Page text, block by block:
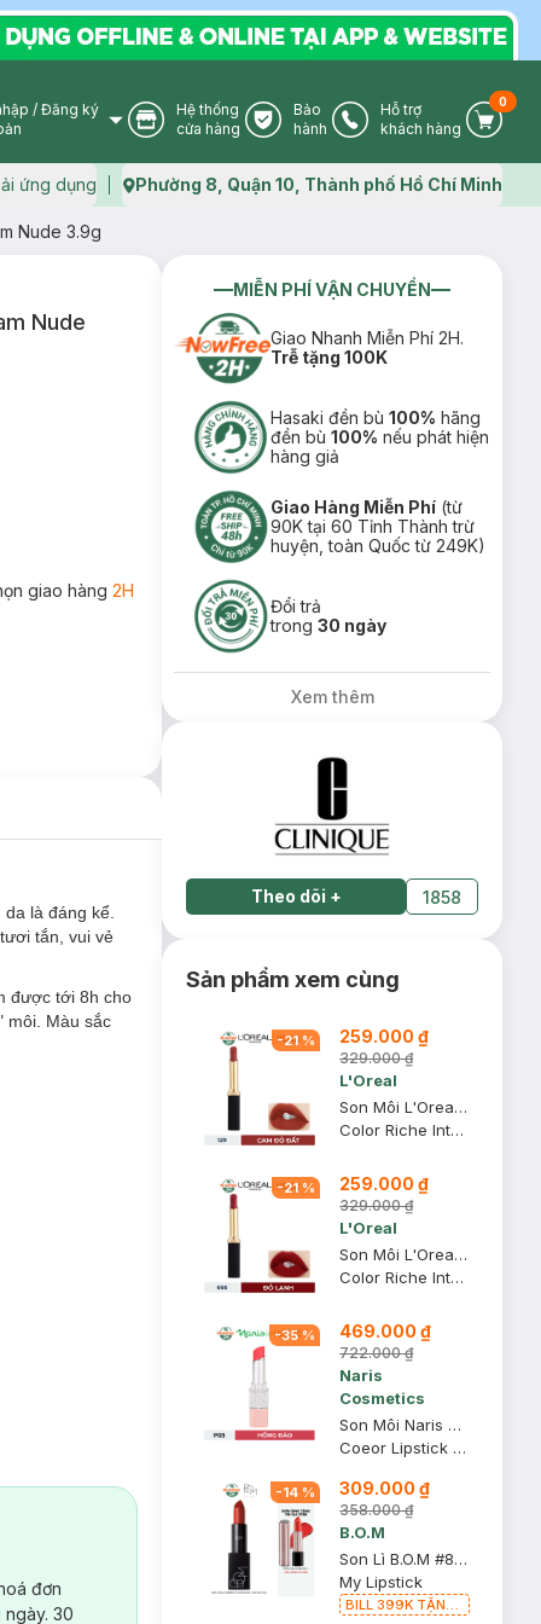
User Icon
/ Đăng ký
Store Icon
Hệ thống
cửa hàng
Warranty Icon
Bảo
hành
Phone Icon
Hỗ trợ
khách hàng
Cart
0
ứng dụng Map icon
Phường 8, Quận 10, Thành phố Hồ Chí Minh
Nude 3.9g
Nude
giao hàng 2H
là đáng kể.
tắn, vui vẻ
được tới 8h cho
môi. Màu sắc
đơn
30
MIỄN PHÍ VẬN CHUYỂN
Giao Nhanh Miễn Phí 2H.
Trễ tặng 100K
Hasaki đền bù100% hãng
đền bù100% nếu phát hiện
hàng giả
Giao Hàng Miễn Phí (từ
90K tại 60 Tỉnh Thành trừ
huyện, toàn Quốc từ 249K)
Đổi trả
trong30 ngày
Xem thêm
Theo dõi + 1858
Sản phẩm xem cùng
-21% 259.000 ₫
329.000 ₫
L'Oreal
Son Môi L'Oreal Mịn Lì 129 I Lead - Cam Đỏ Đất 1.7g
Color Riche Intense Volume Matte
-21% 259.000 ₫
329.000 ₫
L'Oreal
Son Môi L'Oreal Mịn Lì Căng Mướt 666 I Win - Đỏ Lạnh 1.7g
Color Riche Intense Volume Matte
-35% 469.000 ₫
722.000 ₫
Naris
Cosmetics
Son Môi Naris Cosmetics Coeor P03 Hồng Đào 3.2g
Coeor Lipstick P03
-14 % 309.000 ₫
358.000 ₫
B.O.M
Son Lì B.O.M #808 My Warm Red - Đỏ Đất 3.5g
My Lipstick
BILL 399K TẶNG